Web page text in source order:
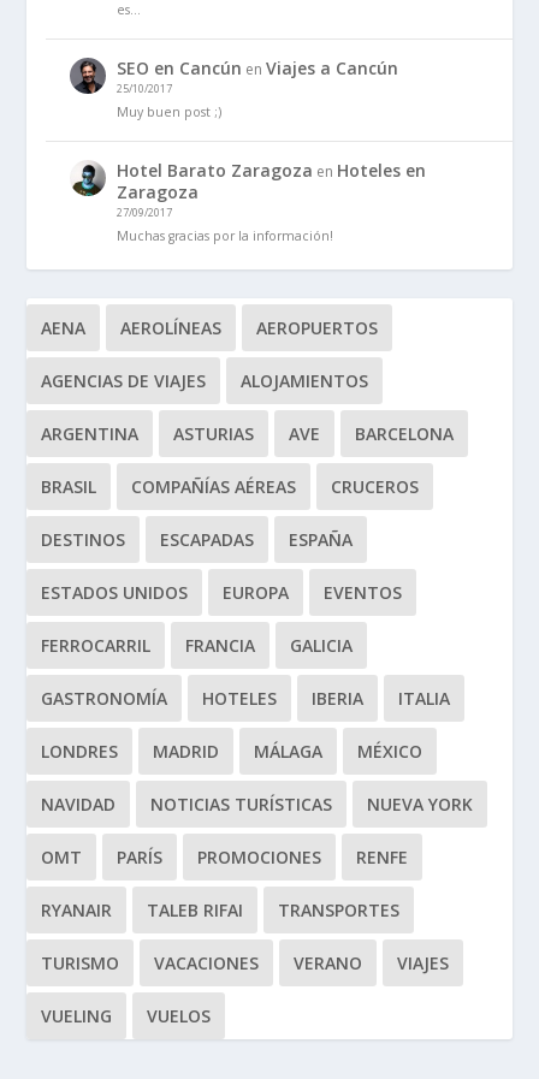
es…
SEO en Cancún enViajes a Cancún
25/10/2017
Muy buen post ;)
Hotel Barato Zaragoza en Hoteles en
Zaragoza
27/09/2017
Muchas gracias por la información!
AENA AEROLÍNEAS AEROPUERTOS
AGENCIAS DE VIAJES ALOJAMIENTOS
ARGENTINA ASTURIAS AVE BARCELONA
BRASIL COMPAÑÍAS AÉREAS CRUCEROS
DESTINOS ESCAPADAS ESPAÑA
ESTADOS UNIDOS EUROPA EVENTOS
FERROCARRIL FRANCIA GALICIA
GASTRONOMÍA HOTELES IBERIA ITALIA
LONDRES MADRID MÁLAGA MÉXICO
NAVIDAD NOTICIAS TURÍSTICAS NUEVA YORK
OMT PARÍS PROMOCIONES RENFE
RYANAIR TALEB RIFAI TRANSPORTES
TURISMO VACACIONES VERANO VIAJES
VUELING VUELOS